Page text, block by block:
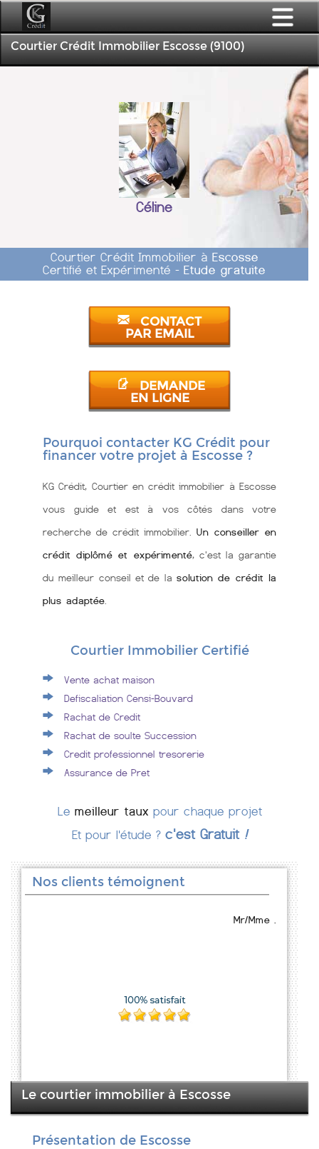
Courtier Crédit Immobilier Escosse (9100)
Céline
Courtier Crédit Immobilier à Escosse
Certifié et Expérimenté - Etude gratuite
CONTACT
PAR EMAIL
DEMANDE
EN LIGNE
Pourquoi contacter KG Crédit pour
financer votre projet à Escosse ?
KG Crédit, Courtier en crédit immobilier à Escosse
vous guide et est à vos côtés dans votre
recherche de crédit immobilier. Un conseiller en
crédit diplômé et expérimenté, c'est la garantie
du meilleur conseil et de la solution de crédit la
plus adaptée
Courtier Immobilier Certifié
Vente achat maison
Defiscaliation Censi-Bouvard
Rachat de Credit
Rachat de soulte Succession
Credit professionnel tresorerie
Assurance de Pret
Le meilleur taux pour chaque projet
Et pour l'étude ? c'est Gratuit !
Nos clients témoignent
Mr/Mme .
Le courtier immobilier à Escosse
Présentation de Escosse